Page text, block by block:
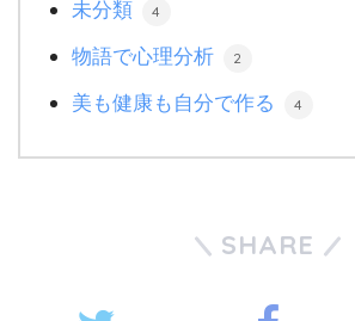
未分類 4
物語で心理分析 2
美も健康も自分で作る 4
SHARE